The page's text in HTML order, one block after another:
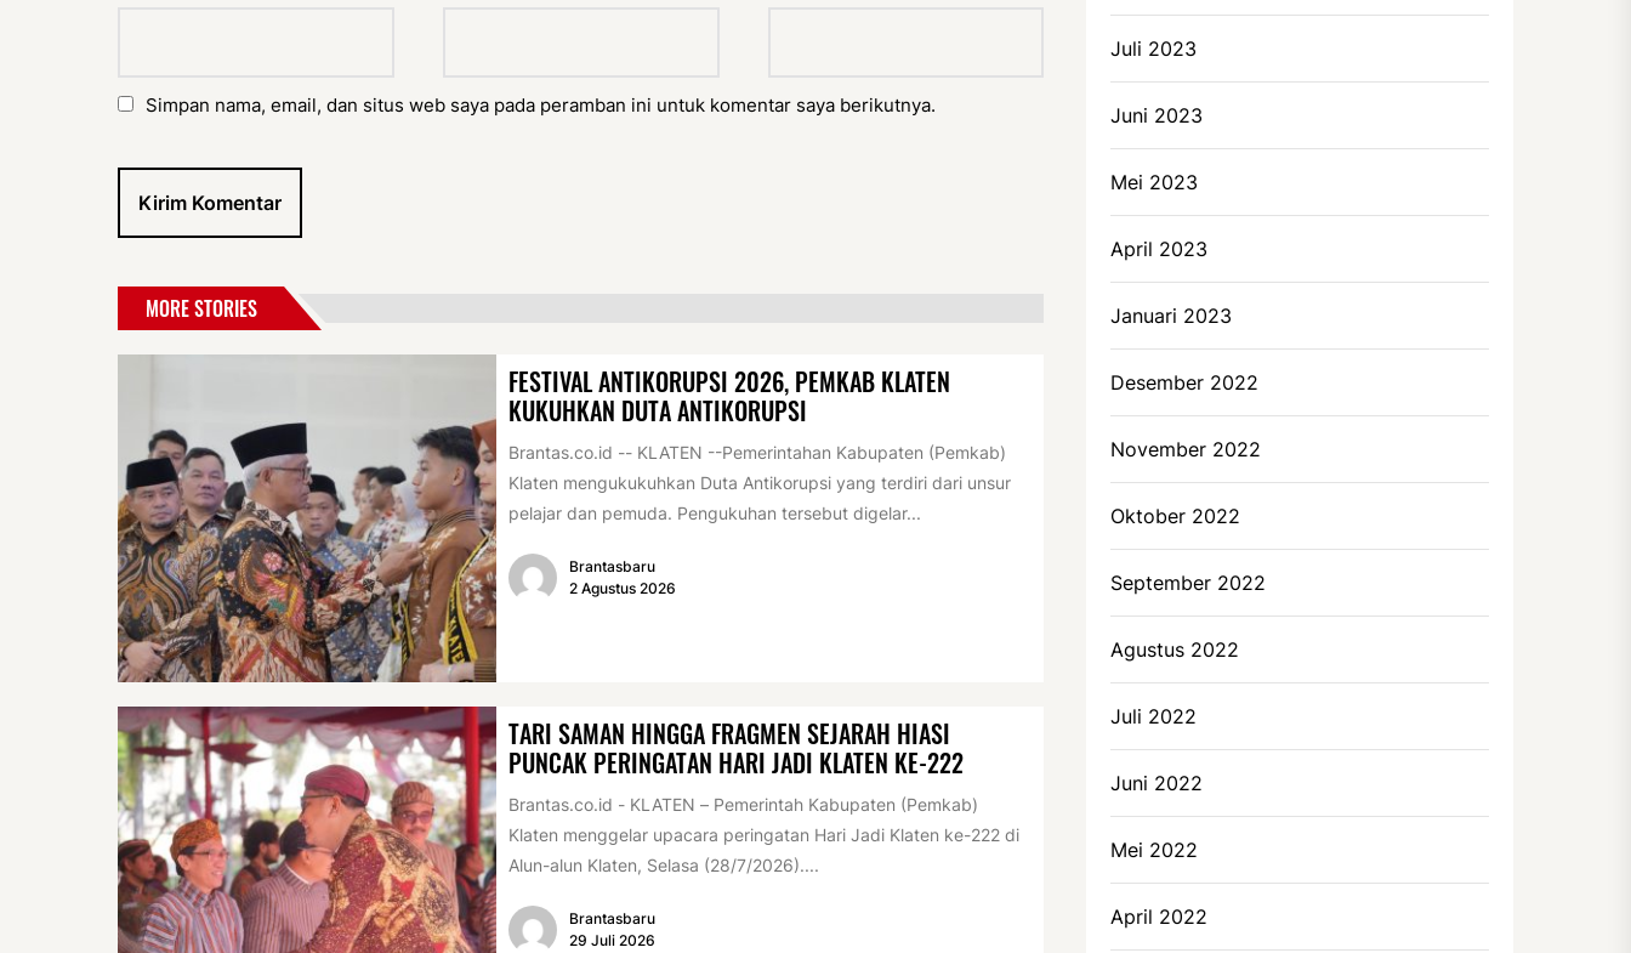
Simpan nama, email, dan situs web saya pada peramban ini untuk komentar saya berikutnya.
MORE STORIES
FESTIVAL ANTIKORUPSI 2026, PEMKAB KLATEN
KUKUHKAN DUTA ANTIKORUPSI
Brantas.co.id -- KLATEN --Pemerintahan Kabupaten (Pemkab)
Klaten mengukukuhkan Duta Antikorupsi yang terdiri dari unsur
pelajar dan pemuda. Pengukuhan tersebut digelar...
Brantasbaru
2 Agustus 2026
TARI SAMAN HINGGA FRAGMEN SEJARAH HIASI
PUNCAK PERINGATAN HARI JADI KLATEN KE-222
Brantas.co.id - KLATEN – Pemerintah Kabupaten (Pemkab)
Klaten menggelar upacara peringatan Hari Jadi Klaten ke-222 di
Alun-alun Klaten, Selasa (28/7/2026)....
Brantasbaru
29 Juli 2026
Juli 2023
Juni 2023
Mei 2023
April 2023
Januari 2023
Desember 2022
November 2022
Oktober 2022
September 2022
Agustus 2022
Juli 2022
Juni 2022
Mei 2022
April 2022